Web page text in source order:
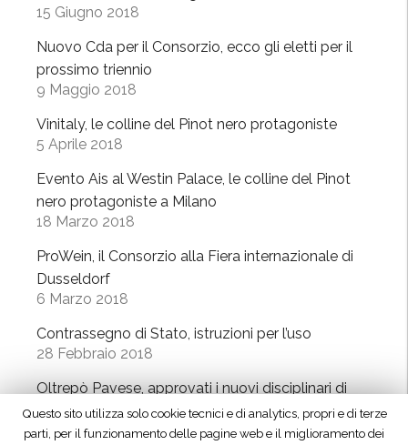
s
l
r
r
a
z
n
e
”
o
n
i
t
e
o
n
a
i
15 Giugno 2018
Nuovo Cda per il Consorzio, ecco gli eletti per il
prossimo triennio
9 Maggio 2018
Vinitaly, le colline del Pinot nero protagoniste
5 Aprile 2018
Evento Ais al Westin Palace, le colline del Pinot
nero protagoniste a Milano
18 Marzo 2018
ProWein, il Consorzio alla Fiera internazionale di
Dusseldorf
6 Marzo 2018
Contrassegno di Stato, istruzioni per l’uso
28 Febbraio 2018
Oltrepò Pavese, approvati i nuovi disciplinari di
produzione
23 Febbraio 2018